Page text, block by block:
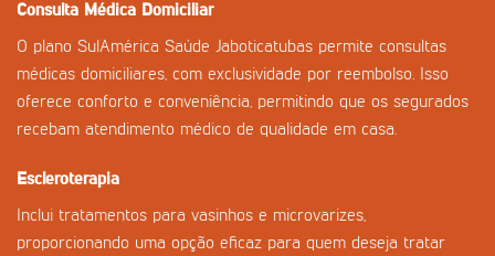
Consulta Médica Domiciliar
O plano SulAmérica Saúde Jaboticatubas permite consultas
médicas domiciliares, com exclusividade por reembolso. Isso
oferece conforto e conveniência, permitindo que os segurados
recebam atendimento médico de qualidade em casa.
Escleroterapia
Inclui tratamentos para vasinhos e microvarizes,
proporcionando uma opção eficaz para quem deseja tratar